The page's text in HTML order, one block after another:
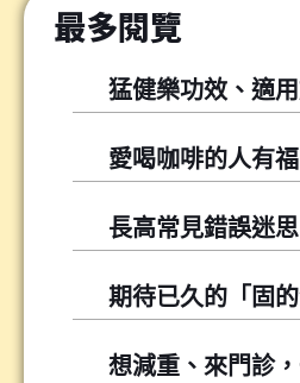
最多閱覽
長高常見錯誤迷思